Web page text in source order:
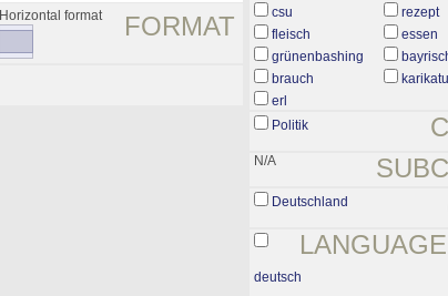
FORMAT
Horizontal format
csu
rezept
fleisch
essen
grünenbashing
brauch
erl
Politik
N/A
Deutschland
LANGUAGE
deutsch